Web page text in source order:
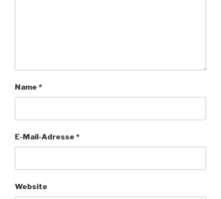
Name *
E-Mail-Adresse *
Website